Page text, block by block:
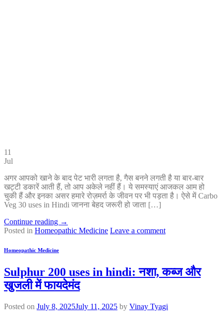
11
Jul
अगर आपको खाने के बाद पेट भारी लगता है, गैस बनने लगती है या बार-बार
खट्टी डकारें आती हैं, तो आप अकेले नहीं हैं। ये समस्याएं आजकल आम हो
चुकी हैं और इनका असर हमारे रोज़मर्रा के जीवन पर भी पड़ता है। ऐसे में Carbo
Veg 30 uses in Hindi जानना बेहद जरूरी हो जाता […]
Continue reading →
Posted in Homeopathic Medicine Leave a comment
Homeopathic Medicine
Sulphur 200 uses in hindi: नशा, कब्ज और
खुजली में फायदेमंद
Posted on July 8, 2025July 11, 2025 by Vinay Tyagi